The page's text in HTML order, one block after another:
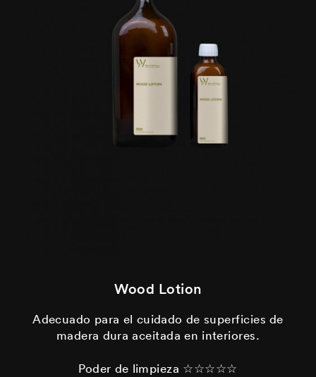
Wood Lotion
Adecuado para el cuidado de superficies de
madera dura aceitada en interiores.
Poder de limpieza ☆☆☆☆☆